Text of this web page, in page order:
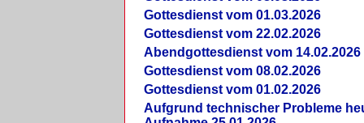
Gottesdienst vom 01.03.2026
Gottesdienst vom 22.02.2026
Abendgottesdienst vom 14.02.2026
Gottesdienst vom 08.02.2026
Gottesdienst vom 01.02.2026
Aufgrund technischer Probleme